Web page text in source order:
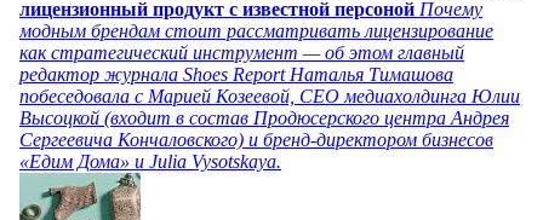
лицензионный продукт с известной персоной Почему
модным брендам стоит рассматривать лицензирование
как стратегический инструмент — об этом главный
редактор журнала Shoes Report Наталья Тимашова
побеседовала с Марией Козеевой, СЕО медиахолдинга Юлии
Высоцкой (входит в состав Продюсерского центра Андрея
Сергеевича Кончаловского) и бренд-директором бизнесов
«Едим Дома» и Julia Vysotskaya.